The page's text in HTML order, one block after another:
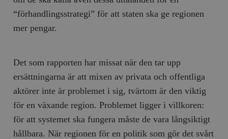
“förhandlingsstrategi” för att staten ska ge regionen
mer pengar.
Det som rapporten har missat när den tar upp
ersättningarna är att mixen av privata och offentliga
aktörer inte är problemet i sig, tvärtom är den viktig
för en växande region. Problemet ligger i villkoren:
för att systemet ska fungera måste de vara långsiktigt
hållbara. När regionen för en politik som gör det svårt